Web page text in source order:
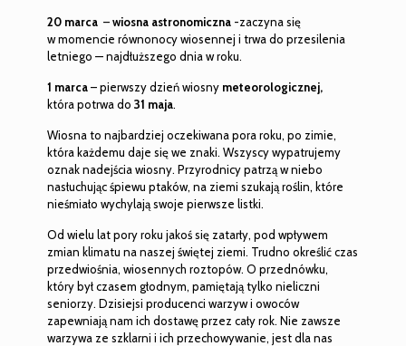
20 marca–wiosna astronomiczna-zaczyna się
w momencie równonocy wiosennej i trwa do przesilenia
letniego — najdłuższego dnia w roku.
1 marca– pierwszy dzień wiosny meteorologicznej,
która potrwa do 31 maja.
Wiosna to najbardziej oczekiwana pora roku, po zimie,
która każdemu daje się we znaki. Wszyscy wypatrujemy
oznak nadejścia wiosny. Przyrodnicy patrzą w niebo
nasłuchując śpiewu ptaków, na ziemi szukają roślin, które
nieśmiało wychylają swoje pierwsze listki.
Od wielu lat pory roku jakoś się zatarły, pod wpływem
zmian klimatu na naszej świętej ziemi. Trudno określić czas
przedwiośnia, wiosennych roztopów. O przednówku,
który był czasem głodnym, pamiętają tylko nieliczni
seniorzy. Dzisiejsi producenci warzyw i owoców
zapewniają nam ich dostawę przez cały rok. Nie zawsze
warzywa ze szklarni i ich przechowywanie, jest dla nas